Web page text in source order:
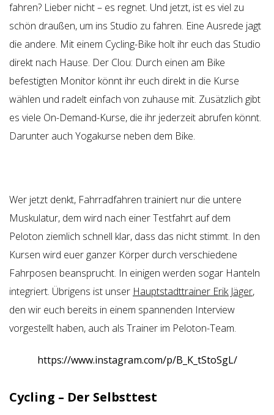
fahren? Lieber nicht – es regnet. Und jetzt, ist es viel zu
schön draußen, um ins Studio zu fahren. Eine Ausrede jagt
die andere. Mit einem Cycling-Bike holt ihr euch das Studio
direkt nach Hause. Der Clou: Durch einen am Bike
befestigten Monitor könnt ihr euch direkt in die Kurse
wählen und radelt einfach von zuhause mit. Zusätzlich gibt
es viele On-Demand-Kurse, die ihr jederzeit abrufen könnt.
Darunter auch Yogakurse neben dem Bike.
Wer jetzt denkt, Fahrradfahren trainiert nur die untere
Muskulatur, dem wird nach einer Testfahrt auf dem
Peloton ziemlich schnell klar, dass das nicht stimmt. In den
Kursen wird euer ganzer Körper durch verschiedene
Fahrposen beansprucht. In einigen werden sogar Hanteln
integriert. Übrigens ist unser Hauptstadttrainer Erik Jäger,
den wir euch bereits in einem spannenden Interview
vorgestellt haben, auch als Trainer im Peloton-Team.
https://www.instagram.com/p/B_K_tStoSgL/
Cycling – Der Selbsttest